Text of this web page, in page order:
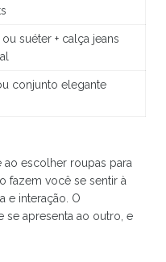
suéter + calça jeans
conjunto elegante
escolher roupas para
fazem você se sentir à
e interação. O
apresenta ao outro, e